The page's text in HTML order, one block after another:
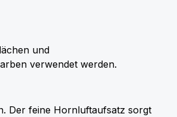
und
verwendet werden.
Der feine Hornluftaufsatz sorgt